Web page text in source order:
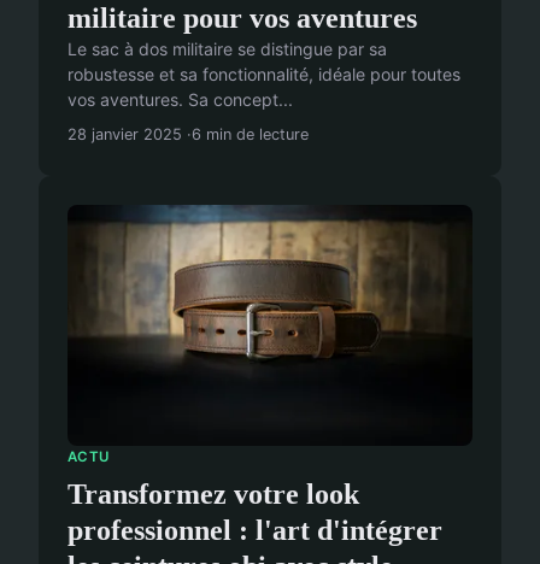
militaire pour vos aventures
Le sac à dos militaire se distingue par sa
robustesse et sa fonctionnalité, idéale pour toutes
vos aventures. Sa concept...
28 janvier 2025 6 min de lecture
ACTU
Transformez votre look
professionnel : l'art d'intégrer